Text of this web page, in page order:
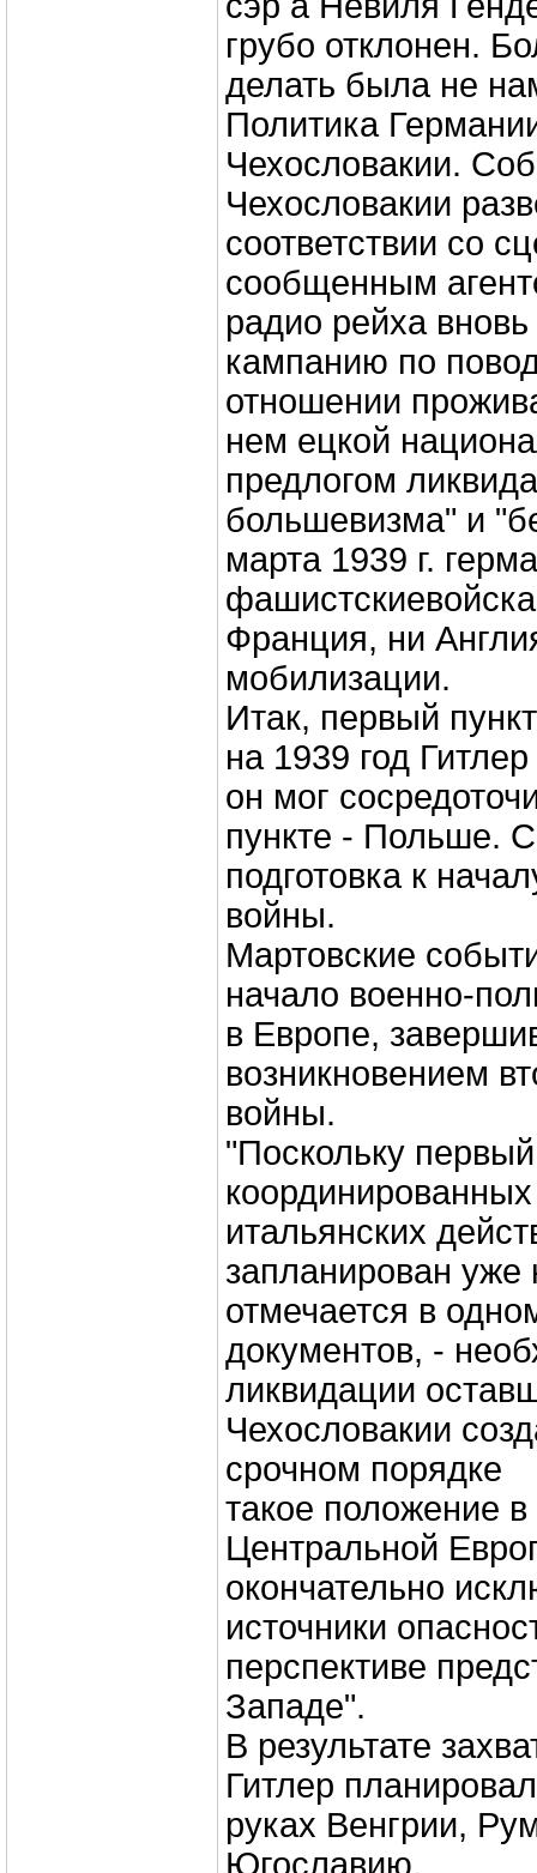
грубо отклонен.
делать была не
Политика
Чехословакии.
Чехословакии
соответствии со
сообщенным
радио рейха
кампанию по
отношении
нем ецкой
предлогом
большевизма" и
марта 1939 г.
Франция, ни
мобилизации.
Итак, первый
на 1939 год
он мог
пункте - Польше.
подготовка к
войны.
Мартовские
начало военно-
в Европе,
возникновением
войны.
"Поскольку
итальянских
запланирован уже
отмечается в
документов, -
ликвидации
Чехословакии
срочном порядке
такое положение
Центральной
окончательно
источники
перспективе
Западе".
В результате
Гитлер
руках Венгрии,
Югославию.